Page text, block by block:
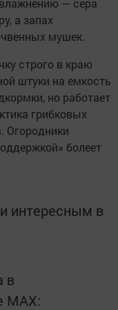
а запах
мушек.
строго в краю
штуки на емкость
но работает
грибковых
Огородники
болеет
интересным в
в
MАХ: